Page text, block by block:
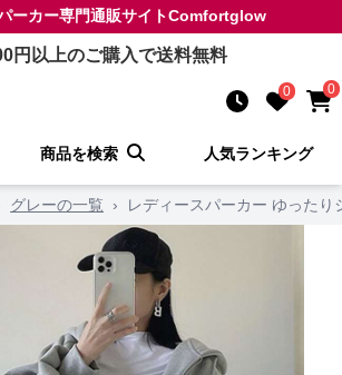
ーカー専門通販サイトComfortglow
円以上のご購入で送料無料
0 0
商品を検索 人気ランキング
グレーの一覧 › レディースパーカー ゆった